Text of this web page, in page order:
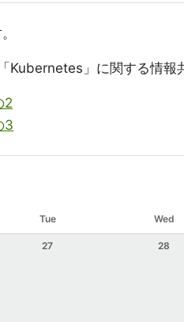
Kubernetes」に関する情報
2
3
Tue Wed
27 28